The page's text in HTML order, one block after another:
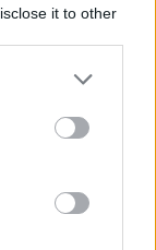
it to other
η
στο ράφι